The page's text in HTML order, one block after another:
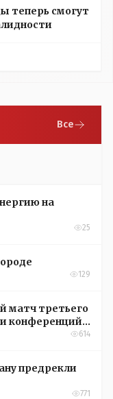
теперь смогут
Все
на
25
129
матч третьего
конференций
614
предрекли
771